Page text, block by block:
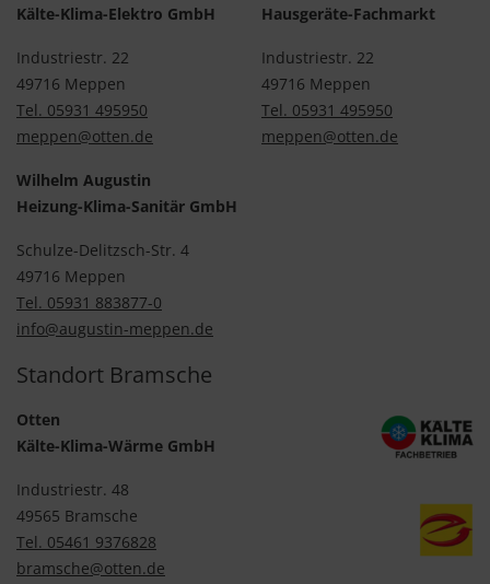
Kälte-Klima-Elektro GmbH
Industriestr. 22
49716 Meppen
Tel. 05931 495950
meppen@otten.de
Hausgeräte-Fachmarkt
Industriestr. 22
49716 Meppen
Tel. 05931 495950
meppen@otten.de
Wilhelm Augustin
Heizung-Klima-Sanitär GmbH
Schulze-Delitzsch-Str. 4
49716 Meppen
Tel. 05931 883877-0
info@augustin-meppen.de
Standort Bramsche
Otten
Kälte-Klima-Wärme GmbH
Industriestr. 48
49565 Bramsche
Tel. 05461 9376828
bramsche@otten.de